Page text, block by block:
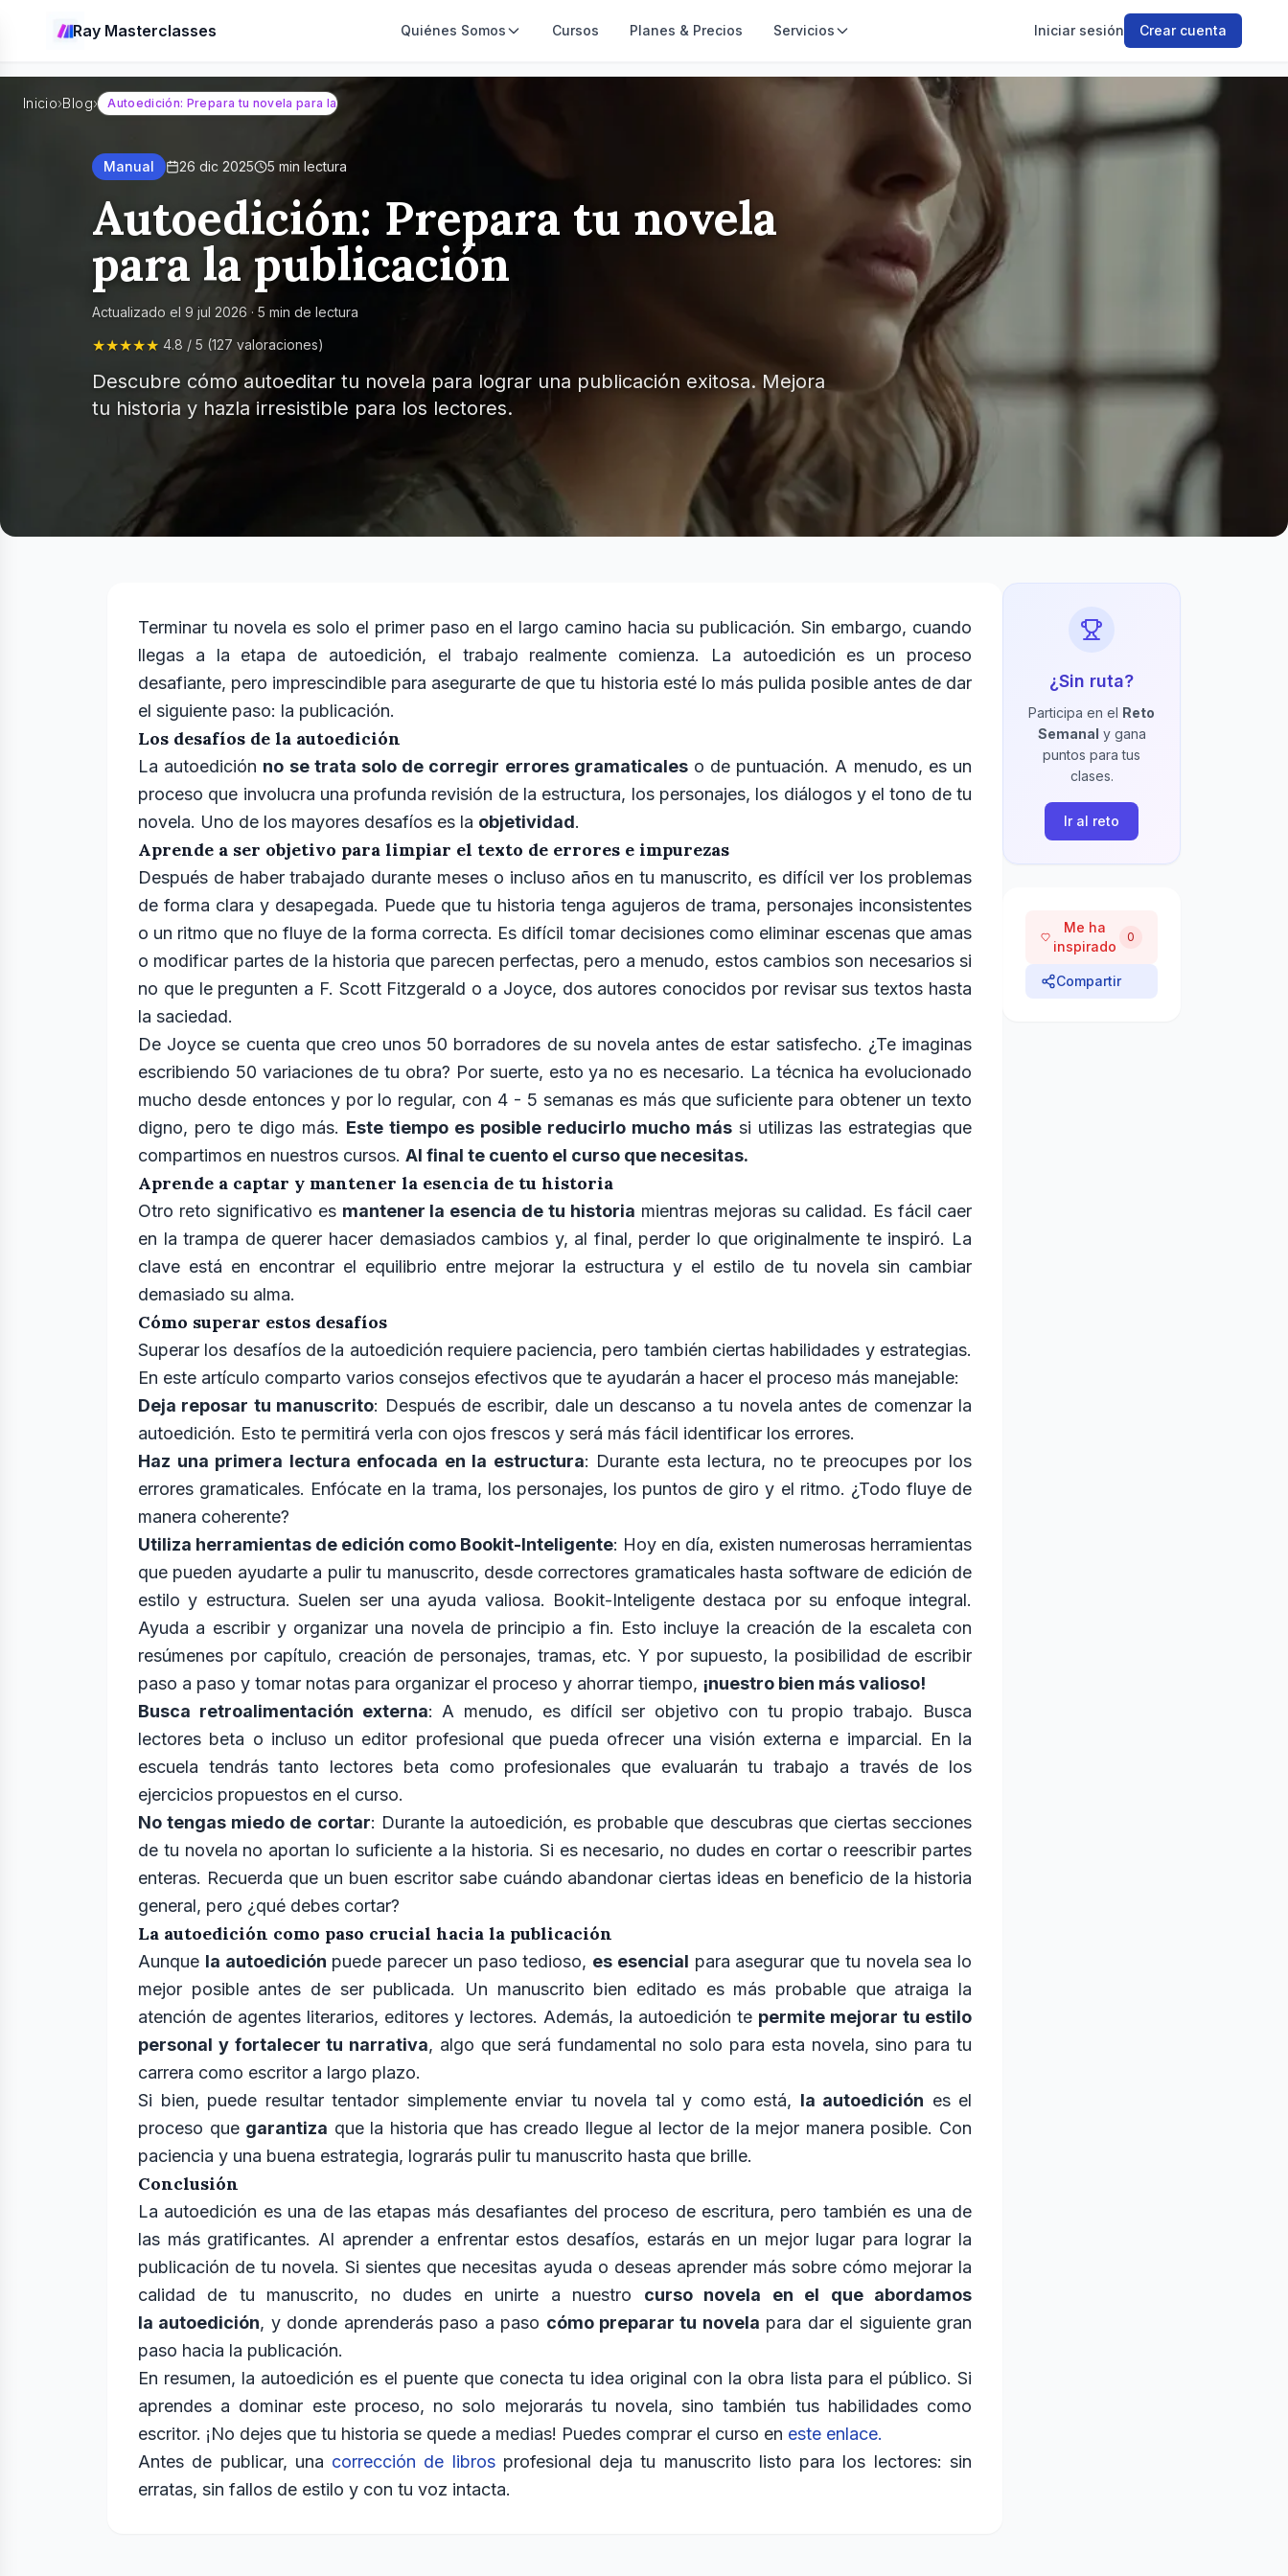
Ray Masterclasses Quiénes Somos Cursos Planes & Precios Servicios Iniciar sesión Crear cuenta
Inicio›Blog› Autoedición: Prepara tu novela para la publicación
Manual 26 dic 2025 5 min lectura
Autoedición: Prepara tu novela
para la publicación
Actualizado el 9 jul 2026 · 5 min de lectura
★★★★★ 4.8 / 5 (127 valoraciones)
Descubre cómo autoeditar tu novela para lograr una publicación exitosa. Mejora
tu historia y hazla irresistible para los lectores.
Terminar tu novela es solo el primer paso en el largo camino hacia su publicación. Sin embargo, cuando
llegas a la etapa de autoedición, el trabajo realmente comienza. La autoedición es un proceso
desafiante, pero imprescindible para asegurarte de que tu historia esté lo más pulida posible antes de dar
el siguiente paso: la publicación.
Los desafíos de la autoedición
La autoedición no se trata solo de corregir errores gramaticaleso de puntuación. A menudo, es un
proceso que involucra una profunda revisión de la estructura, los personajes, los diálogos y el tono de tu
novela. Uno de los mayores desafíos es la objetividad.
Aprende a ser objetivo para limpiar el texto de errores e impurezas
Después de haber trabajado durante meses o incluso años en tu manuscrito, es difícil ver los problemas
de forma clara y desapegada. Puede que tu historia tenga agujeros de trama, personajes inconsistentes
o un ritmo que no fluye de la forma correcta. Es difícil tomar decisiones como eliminar escenas que amas
o modificar partes de la historia que parecen perfectas, pero a menudo, estos cambios son necesarios si
no que le pregunten a F. Scott Fitzgerald o a Joyce, dos autores conocidos por revisar sus textos hasta
la saciedad.
De Joyce se cuenta que creo unos 50 borradores de su novela antes de estar satisfecho. ¿Te imaginas
escribiendo 50 variaciones de tu obra? Por suerte, esto ya no es necesario. La técnica ha evolucionado
mucho desde entonces y por lo regular, con 4 - 5 semanas es más que suficiente para obtener un texto
digno, pero te digo más. Este tiempo es posible reducirlo mucho más si utilizas las estrategias que
compartimos en nuestros cursos. Al final te cuento el curso que necesitas.
Aprende a captar y mantener la esencia de tu historia
Otro reto significativo es mantener la esencia de tu historia mientras mejoras su calidad. Es fácil caer
en la trampa de querer hacer demasiados cambios y, al final, perder lo que originalmente te inspiró. La
clave está en encontrar el equilibrio entre mejorar la estructura y el estilo de tu novela sin cambiar
demasiado su alma.
Cómo superar estos desafíos
Superar los desafíos de la autoedición requiere paciencia, pero también ciertas habilidades y estrategias.
En este artículo comparto varios consejos efectivos que te ayudarán a hacer el proceso más manejable:
Deja reposar tu manuscrito: Después de escribir, dale un descanso a tu novela antes de comenzar la
autoedición. Esto te permitirá verla con ojos frescos y será más fácil identificar los errores.
Haz una primera lectura enfocada en la estructura: Durante esta lectura, no te preocupes por los
errores gramaticales. Enfócate en la trama, los personajes, los puntos de giro y el ritmo. ¿Todo fluye de
manera coherente?
Utiliza herramientas de edición como Bookit-Inteligente: Hoy en día, existen numerosas herramientas
que pueden ayudarte a pulir tu manuscrito, desde correctores gramaticales hasta software de edición de
estilo y estructura. Suelen ser una ayuda valiosa. Bookit-Inteligente destaca por su enfoque integral.
Ayuda a escribir y organizar una novela de principio a fin. Esto incluye la creación de la escaleta con
resúmenes por capítulo, creación de personajes, tramas, etc. Y por supuesto, la posibilidad de escribir
paso a paso y tomar notas para organizar el proceso y ahorrar tiempo, ¡nuestro bien más valioso!
Busca retroalimentación externa: A menudo, es difícil ser objetivo con tu propio trabajo. Busca
lectores beta o incluso un editor profesional que pueda ofrecer una visión externa e imparcial. En la
escuela tendrás tanto lectores beta como profesionales que evaluarán tu trabajo a través de los
ejercicios propuestos en el curso.
No tengas miedo de cortar: Durante la autoedición, es probable que descubras que ciertas secciones
de tu novela no aportan lo suficiente a la historia. Si es necesario, no dudes en cortar o reescribir partes
enteras. Recuerda que un buen escritor sabe cuándo abandonar ciertas ideas en beneficio de la historia
general, pero ¿qué debes cortar?
La autoedición como paso crucial hacia la publicación
Aunque la autoedición puede parecer un paso tedioso, es esencial para asegurar que tu novela sea lo
mejor posible antes de ser publicada. Un manuscrito bien editado es más probable que atraiga la
atención de agentes literarios, editores y lectores. Además, la autoedición te permite mejorar tu estilo
personal y fortalecer tu narrativa, algo que será fundamental no solo para esta novela, sino para tu
carrera como escritor a largo plazo.
Si bien, puede resultar tentador simplemente enviar tu novela tal y como está, la autoedición es el
proceso que garantiza que la historia que has creado llegue al lector de la mejor manera posible. Con
paciencia y una buena estrategia, lograrás pulir tu manuscrito hasta que brille.
Conclusión
La autoedición es una de las etapas más desafiantes del proceso de escritura, pero también es una de
las más gratificantes. Al aprender a enfrentar estos desafíos, estarás en un mejor lugar para lograr la
publicación de tu novela. Si sientes que necesitas ayuda o deseas aprender más sobre cómo mejorar la
calidad de tu manuscrito, no dudes en unirte a nuestro curso novela en el que abordamos
la autoedición, y donde aprenderás paso a paso cómo preparar tu novela para dar el siguiente gran
paso hacia la publicación.
En resumen, la autoedición es el puente que conecta tu idea original con la obra lista para el público. Si
aprendes a dominar este proceso, no solo mejorarás tu novela, sino también tus habilidades como
escritor. ¡No dejes que tu historia se quede a medias! Puedes comprar el curso en este enlace.
Antes de publicar, una corrección de librosprofesional deja tu manuscrito listo para los lectores: sin
erratas, sin fallos de estilo y con tu voz intacta.
¿Sin ruta?
Participa en el Reto
Semanal y gana
puntos para tus
clases.
Ir al reto
Me ha
inspirado
0
Compartir